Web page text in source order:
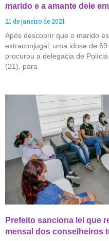
marido e a amante dele
21 de janeiro de 2021
Após descobrir que o marido
extraconjugal, uma idosa de
procurou a delegacia de
(21), para
Prefeito sanciona lei que
mensal dos conselheiros